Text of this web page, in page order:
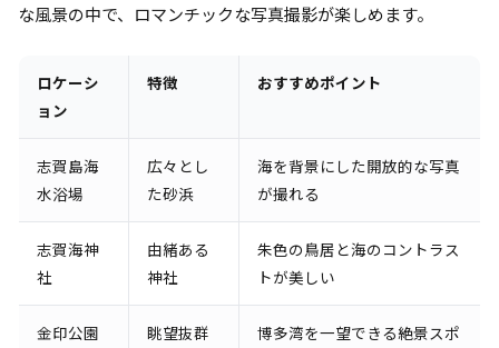
な風景の中で、ロマンチックな写真撮影が楽しめます。
ロケーシ
ョン
特徴 おすすめポイント
志賀島海
水浴場
広々とし
た砂浜
海を背景にした開放的な写真
が撮れる
志賀海神
社
由緒ある
神社
朱色の鳥居と海のコントラス
トが美しい
金印公園
眺望抜群
博多湾を一望できる絶景スポ